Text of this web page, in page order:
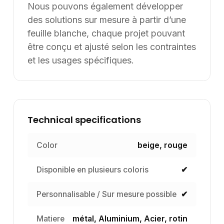
Nous pouvons également développer
des solutions sur mesure à partir d’une
feuille blanche, chaque projet pouvant
être conçu et ajusté selon les contraintes
et les usages spécifiques.
Technical specifications
Color beige, rouge
Disponible en plusieurs coloris ✔
Personnalisable / Sur mesure possible ✔
Matiere métal, Aluminium, Acier, rotin